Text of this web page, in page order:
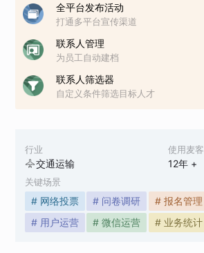
行业
交通运输
使用麦客
12年 +
关键场景
# 网络投票 # 问卷调研 # 报名管理
# 用户运营
# 微信运营 # 业务统计
全平台发布活动
打通多平台宣传渠道
联系人管理
为员工自动建档
联系人筛选器
自定义条件筛选目标人才